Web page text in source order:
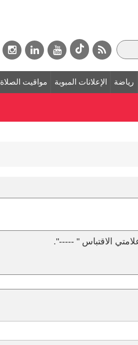
رياضة الإعلانات المبوبة مواقيت الصلاة
الاقتباس " -----".